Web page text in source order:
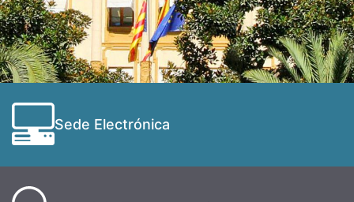
Sede Electrónica